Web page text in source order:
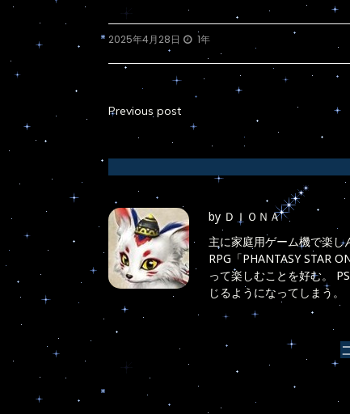
2025年4月28日 1年
投
ナ
ビ
ゲ
ー
シ
ョ
ン
Previous post
by ＤＩＯＮＡ
主に家庭用ゲーム機で楽し
RPG「PHANTASY STAR
って楽しむことを好む。
じるようになってしまう。